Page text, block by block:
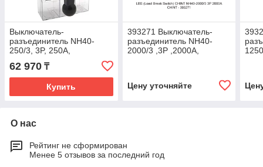
Выключатель-
разъединитель NH40-
250/3, 3P, 250А,
стандартная рукоятка
управления
62 970 ₸
Купить
393271 Выключатель-
разъединитель NH40-
2000/3 ,3P ,2000А,
Цену уточняйте
О нас
Рейтинг не сформирован
Менее 5 отзывов за последний год